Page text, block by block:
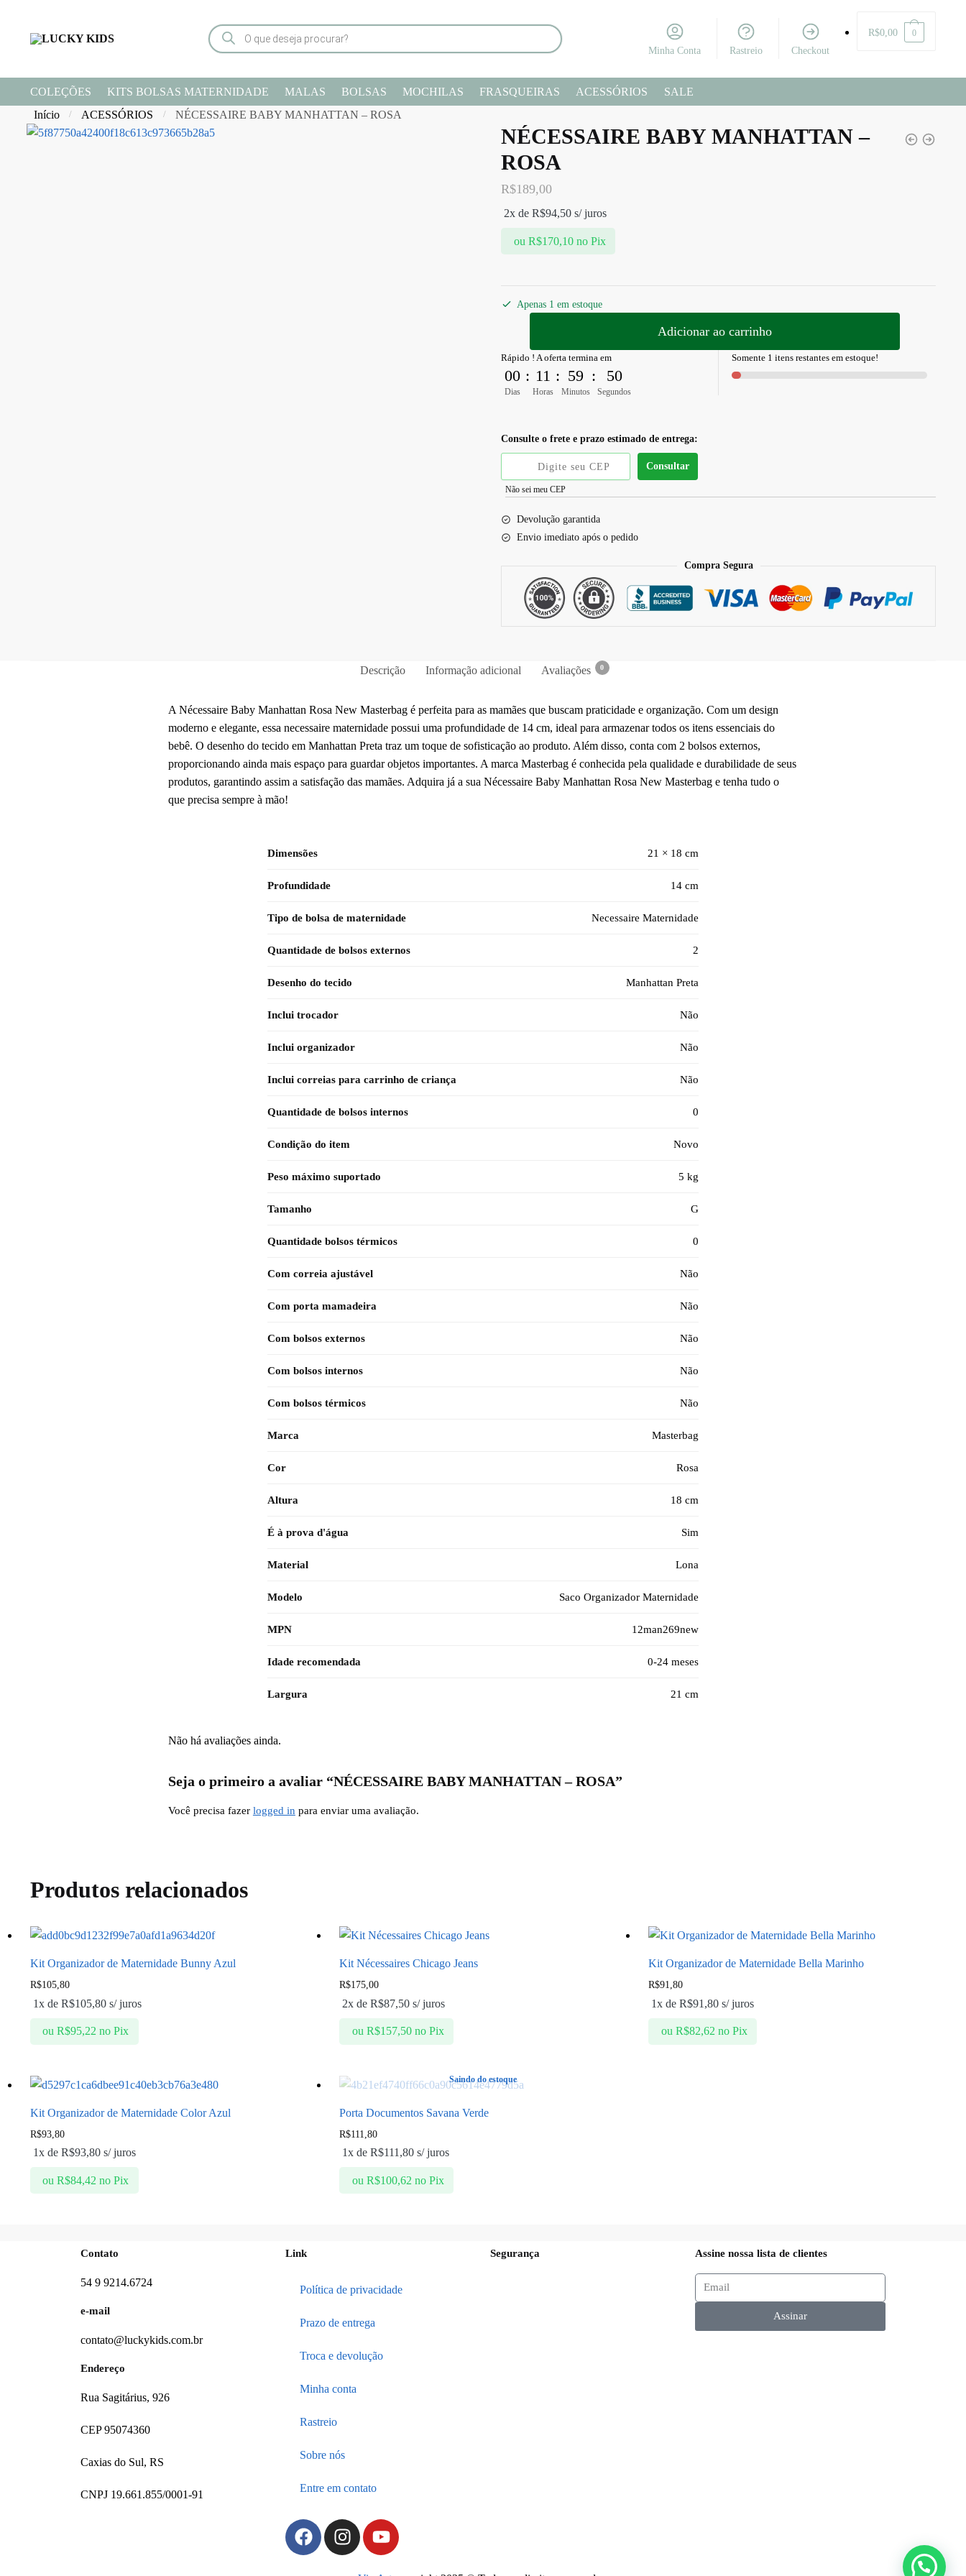
Minha Conta Rastreio Checkout
R$0,00 0
COLEÇÕES KITS BOLSAS MATERNIDADE MALAS BOLSAS MOCHILAS FRASQUEIRAS ACESSÓRIOS
SALE
Início
/ ACESSÓRIOS / NÉCESSAIRE BABY MANHATTAN – ROSA
NÉCESSAIRE BABY MANHATTAN –
ROSA
R$189,00
ou R$170,10 no Pix
2x deR$94,50 s/ juros
Apenas 1 em estoque
Adicionar ao carrinho
Rápido ! A oferta termina em
00
Dias
: 11
Horas
: 59
Minutos
: 49
Segundos
Somente 1 itens restantes em estoque!
Consulte o frete e prazo estimado de entrega:
Consultar
Não sei meu CEP
Devolução garantida
Envio imediato após o pedido
Compra Segura
Descrição Informação adicional Avaliações 0
A Nécessaire Baby Manhattan Rosa New Masterbag é perfeita para as mamães que buscam praticidade e organização. Com um design
moderno e elegante, essa necessaire maternidade possui uma profundidade de 14 cm, ideal para armazenar todos os itens essenciais do
bebê. O desenho do tecido em Manhattan Preta traz um toque de sofisticação ao produto. Além disso, conta com 2 bolsos externos,
proporcionando ainda mais espaço para guardar objetos importantes. A marca Masterbag é conhecida pela qualidade e durabilidade de seus
produtos, garantindo assim a satisfação das mamães. Adquira já a sua Nécessaire Baby Manhattan Rosa New Masterbag e tenha tudo o
que precisa sempre à mão!
Dimensões 21 × 18 cm
Profundidade 14 cm
Tipo de bolsa de maternidade Necessaire Maternidade
Quantidade de bolsos externos 2
Desenho do tecido Manhattan Preta
Inclui trocador Não
Inclui organizador Não
Inclui correias para carrinho de criança Não
Quantidade de bolsos internos 0
Condição do item Novo
Peso máximo suportado 5 kg
Tamanho G
Quantidade bolsos térmicos 0
Com correia ajustável Não
Com porta mamadeira Não
Com bolsos externos Não
Com bolsos internos Não
Com bolsos térmicos Não
Marca Masterbag
Cor Rosa
Altura 18 cm
É à prova d'água Sim
Material Lona
Modelo Saco Organizador Maternidade
MPN 12man269new
Idade recomendada 0-24 meses
Largura 21 cm
Não há avaliações ainda.
Seja o primeiro a avaliar “NÉCESSAIRE BABY MANHATTAN – ROSA”
Você precisa fazer logged in para enviar uma avaliação.
Produtos relacionados
Kit Organizador de Maternidade Bunny Azul
R$105,80
ou R$95,22 no Pix
1x de R$105,80s/ juros
Kit Nécessaires Chicago Jeans
R$175,00
ou R$157,50 no Pix
2x de R$87,50s/ juros
Kit Organizador de Maternidade Bella Marinho
R$91,80
ou R$82,62 no Pix
1x deR$91,80 s/ juros
Kit Organizador de Maternidade Color Azul
R$93,80
ou R$84,42 no Pix
1x de R$93,80s/ juros
Saindo do estoque
Porta Documentos Savana Verde
R$111,80
ou R$100,62 no Pix
1x de R$111,80s/ juros
Contato
54 9 9214.6724
e-mail
contato@luckykids.com.br
Endereço
Rua Sagitárius, 926
CEP 95074360
Caxias do Sul, RS
CNPJ 19.661.855/0001-91
Link
Política de privacidade
Prazo de entrega
Troca e devolução
Minha conta
Rastreio
Sobre nós
Entre em contato
Segurança Assine nossa lista de clientes
Assinar